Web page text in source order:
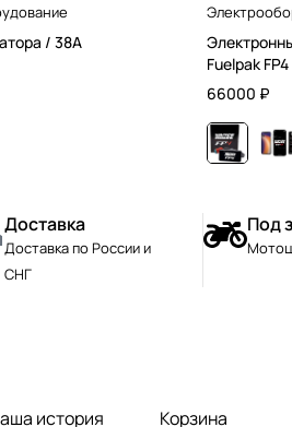
/ 38А
Fuelpak
66000 ₽
Доставка
Доставка по России и
СНГ
Под
история Корзина